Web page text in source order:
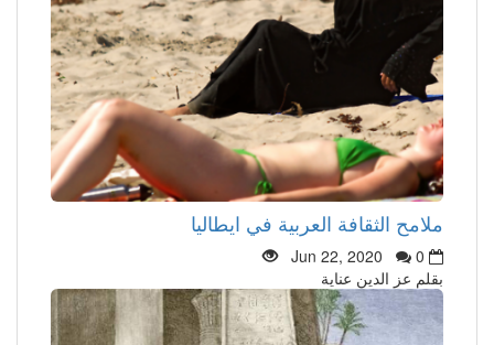
ملامح الثقافة العربية في ايطاليا
Jun 22, 2020
0
بقلم عز الدين عناية